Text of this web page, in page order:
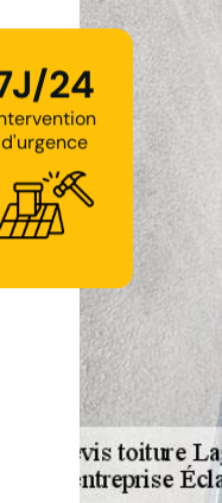
24
d'urgence